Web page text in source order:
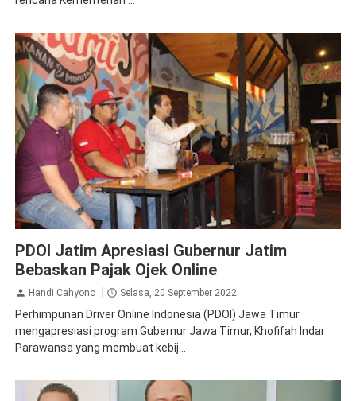
PDOI Jatim Apresiasi Gubernur Jatim
Bebaskan Pajak Ojek Online
Handi Cahyono Selasa, 20 September 2022
Perhimpunan Driver Online Indonesia (PDOI) Jawa Timur
mengapresiasi program Gubernur Jawa Timur, Khofifah Indar
Parawansa yang membuat kebij...